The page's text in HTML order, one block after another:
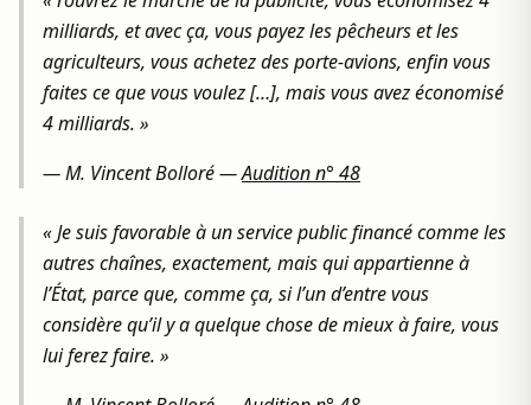
milliards, et avec ça, vous payez les pêcheurs et les
agriculteurs, vous achetez des porte-avions, enfin vous
faites ce que vous voulez […], mais vous avez économisé
4 milliards. »
—M. Vincent Bolloré—Audition n° 48
« Je suis favorable à un service public financé comme les
autres chaînes, exactement, mais qui appartienne à
l’État, parce que, comme ça, si l’un d’entre vous
considère qu’il y a quelque chose de mieux à faire, vous
lui ferez faire. »